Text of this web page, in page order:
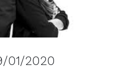
01/2020